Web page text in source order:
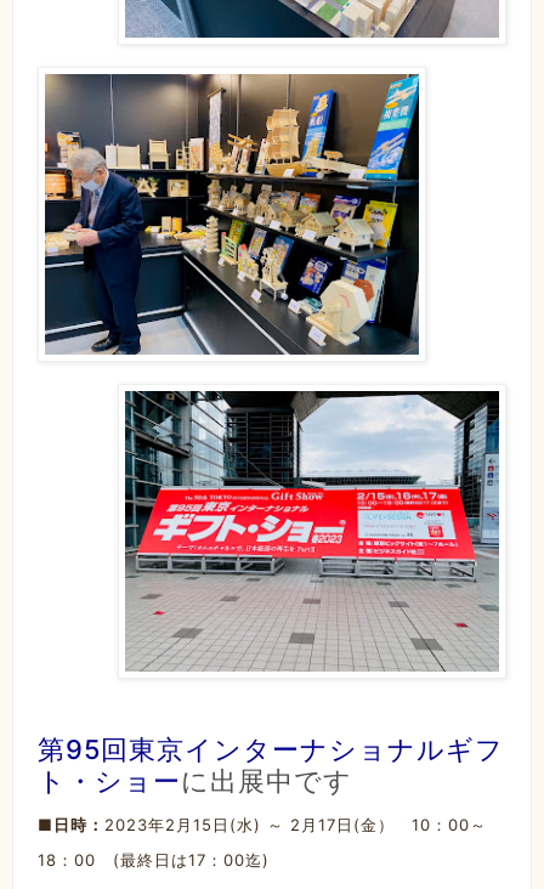
第95回東京インターナショナルギフ
ト・ショーに出展中です
■日時： 2023年2月15日(水) ～ 2月17日(金） 10：00～
18：00 (最終日は17：00迄)